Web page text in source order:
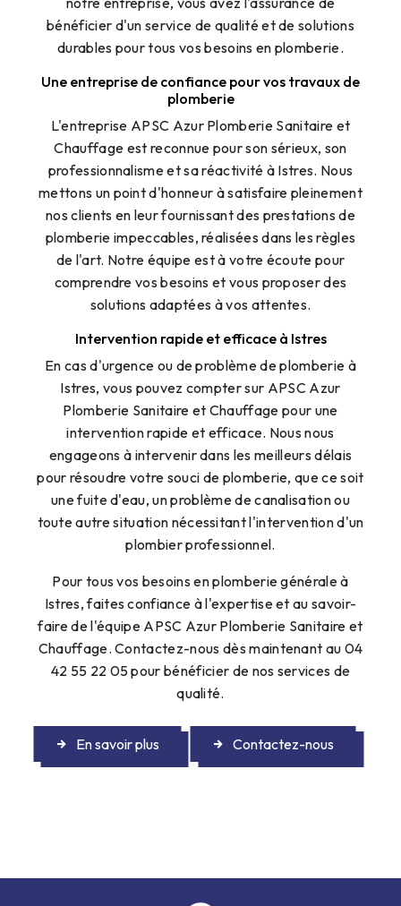
bénéficier d'un service de qualité et de solutions
durables pour tous vos besoins en plomberie.
Une entreprise de confiance pour vos travaux de
plomberie
L'entreprise APSC Azur Plomberie Sanitaire et
Chauffage est reconnue pour son sérieux, son
professionnalisme et sa réactivité à Istres. Nous
mettons un point d'honneur à satisfaire pleinement
nos clients en leur fournissant des prestations de
plomberie impeccables, réalisées dans les règles
de l'art. Notre équipe est à votre écoute pour
comprendre vos besoins et vous proposer des
solutions adaptées à vos attentes.
Intervention rapide et efficace à Istres
En cas d'urgence ou de problème de plomberie à
Istres, vous pouvez compter sur APSC Azur
Plomberie Sanitaire et Chauffage pour une
intervention rapide et efficace. Nous nous
engageons à intervenir dans les meilleurs délais
pour résoudre votre souci de plomberie, que ce soit
une fuite d'eau, un problème de canalisation ou
toute autre situation nécessitant l'intervention d'un
plombier professionnel.
Pour tous vos besoins en plomberie générale à
Istres, faites confiance à l'expertise et au savoir-
faire de l'équipe APSC Azur Plomberie Sanitaire et
Chauffage. Contactez-nous dès maintenant au 04
42 55 22 05 pour bénéficier de nos services de
qualité.
En savoir plus Contactez-nous